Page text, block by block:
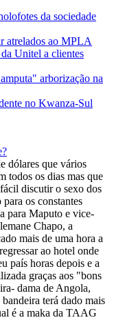
da sociedade
atrelados ao MPLA
Unitel a clientes
arborização na
no Kwanza-Sul
dólares que vários
todos os dias mas que
discutir o sexo dos
os constantes
para Maputo e vice-
Chapo, a
mais de uma hora a
ao hotel onde
país horas depois e a
graças aos "bons
dama de Angola,
terá dado mais
é a maka da TAAG